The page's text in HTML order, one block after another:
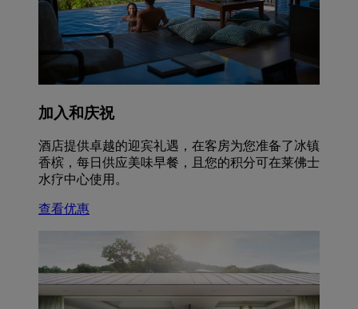
加入和庆祝
酒店提供卓越的迎宾礼遇，在客房为您准备了冰镇
香槟，每日供应美味早餐，且您的积分可在莱佛士
水疗中心使用。
查看优惠